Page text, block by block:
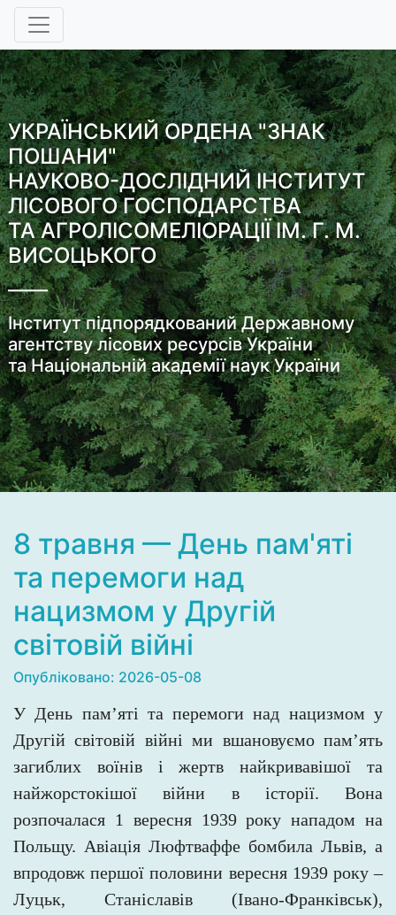
УКРАЇНСЬКИЙ ОРДЕНА "ЗНАК
ПОШАНИ"
НАУКОВО-ДОСЛІДНИЙ ІНСТИТУТ
ЛІСОВОГО ГОСПОДАРСТВА
ТА АГРОЛІСОМЕЛІОРАЦІЇ ІМ. Г. М.
ВИСОЦЬКОГО
Інститут підпорядкований Державному
агентству лісових ресурсів України
та Національній академії наук України
8 травня — День пам'яті
та перемоги над
нацизмом у Другій
світовій війні
Опубліковано: 2026-05-08
У День пам’яті та перемоги над нацизмом у
Другій світовій війні ми вшановуємо пам’ять
загиблих воїнів і жертв найкривавішої та
найжорстокішої війни в історії. Вона
розпочалася 1 вересня 1939 року нападом на
Польщу. Авіація Люфтваффе бомбила Львів, а
впродовж першої половини вересня 1939 року –
Луцьк, Станіславів (Івано-Франківськ),